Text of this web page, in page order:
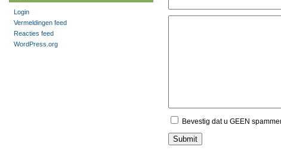
Bevestig dat u GEEN
Login
Vermeldingen feed
Reacties feed
WordPress.org